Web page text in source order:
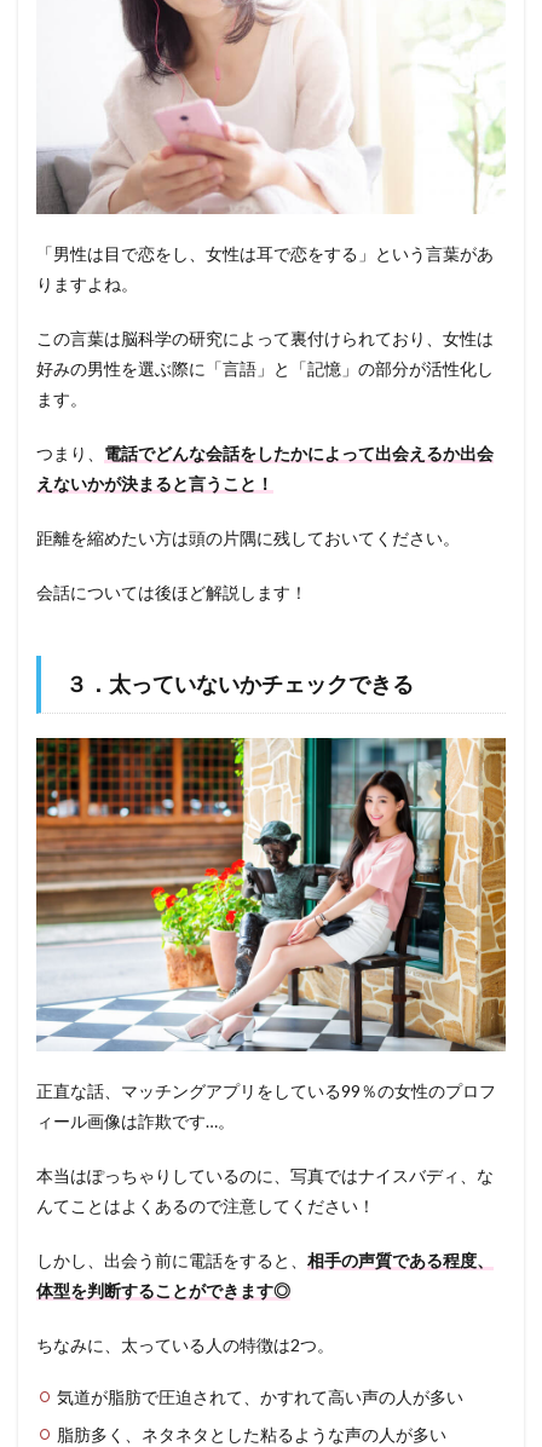
「男性は目で恋をし、女性は耳で恋をする」という言葉があ
りますよね。
この言葉は脳科学の研究によって裏付けられており、女性は
好みの男性を選ぶ際に「言語」と「記憶」の部分が活性化し
ます。
つまり、 電話でどんな会話をしたかによって出会えるか出会
えないかが決まると言うこと！
距離を縮めたい方は頭の片隅に残しておいてください。
会話については後ほど解説します！
３．太っていないかチェックできる
正直な話、マッチングアプリをしている99％の女性のプロフ
ィール画像は詐欺です…。
本当はぽっちゃりしているのに、写真ではナイスバディ、な
んてことはよくあるので注意してください！
しかし、出会う前に電話をすると、 相手の声質である程度、
体型を判断することができます◎
ちなみに、太っている人の特徴は2つ。
気道が脂肪で圧迫されて、かすれて高い声の人が多い
脂肪多く、ネタネタとした粘るような声の人が多い